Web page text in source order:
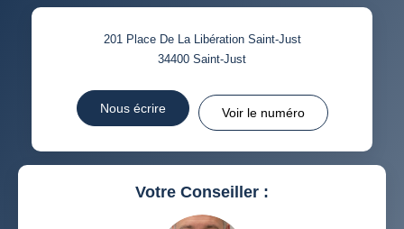
TAXE FONCIÈRE
PART DES MÉNAGES SANS
VOITURE
DISTANCE DE L'AÉROPORT : SUPERFICIE :
RÉSULTATS DES LYCÉES
RESTAURANTS ET CAFÉS COMMERCES
201 Place De La Libération Saint-Just
34400 Saint-Just
Nous écrire Voir le numéro
Votre Conseiller :